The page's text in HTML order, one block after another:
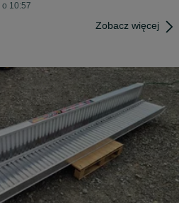
10:57
Zobacz więcej